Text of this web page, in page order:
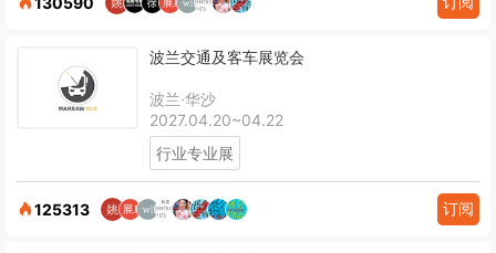
波兰交通及客车展览会
波兰·华沙
2027.04.20~04.22
行业专业展
125313 订阅